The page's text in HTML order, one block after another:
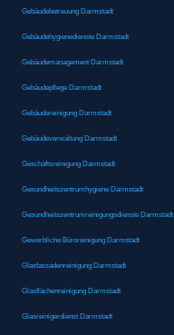
Gebäudebetreuung Darmstadt
Gebäudehygienedienste Darmstadt
Gebäudemanagement Darmstadt
Gebäudepflege Darmstadt
Gebäudereinigung Darmstadt
Gebäudeverwaltung Darmstadt
Geschäftsreinigung Darmstadt
Gesundheitszentrumhygiene Darmstadt
Gesundheitszentrumreinigungsdienste Darmstadt
Gewerbliche Büroreinigung Darmstadt
Glasfassadenreinigung Darmstadt
Glasflächenreinigung Darmstadt
Glasreinigerdienst Darmstadt